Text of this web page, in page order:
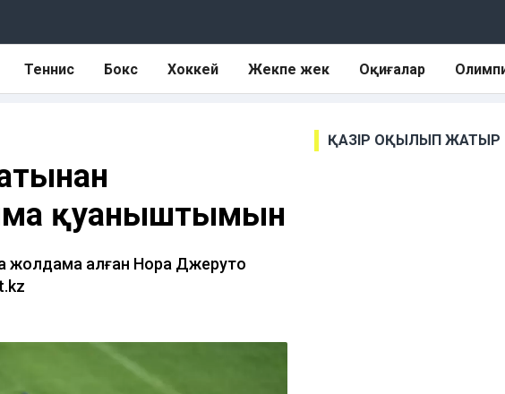
Теннис Бокс Хоккей Жекпе жек Оқиғалар
қуаныштымын
жолдама алған Нора Джеруто
ҚАЗІР ОҚЫЛЫП ЖАТЫР